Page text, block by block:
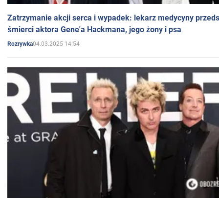
Zatrzymanie akcji serca i wypadek: lekarz medycyny
śmierci aktora Gene'a Hackmana, jego żony i psa
Rozrywka04.03.2025 14:54